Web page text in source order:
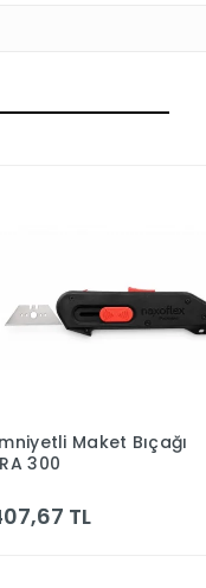
Sepete Ekle
Maket Bıçağı
300
TL